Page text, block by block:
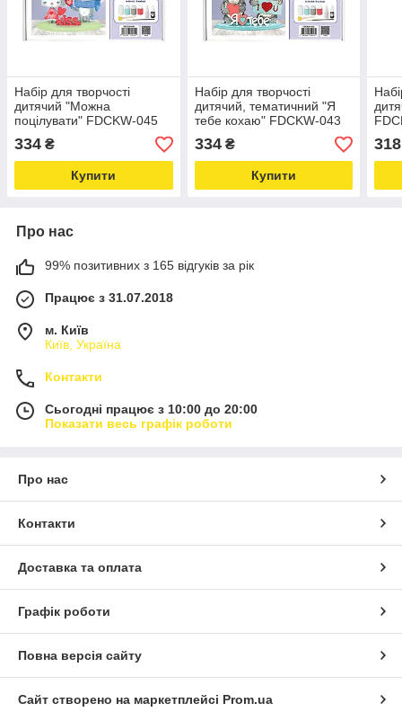
Набір для творчості
дитячий "Можна
поцілувати" FDCKW-045
Love&Life -online-
multimarket-
334 ₴
Купити
Набір для творчості
дитячий, тематичний "Я
тебе кохаю" FDCKW-043
Love&Life -online-
multimarket-
334₴
Купити
318
Про нас
99% позитивних з 165 відгуків за рік
Працює з 31.07.2018
м. Київ
Київ, Україна
Контакти
Сьогодні працює з 10:00 до 20:00
Показати весь графік роботи
Про нас
Контакти
Доставка та оплата
Графік роботи
Повна версія сайту
Сайт створено на маркетплейсі Prom.ua